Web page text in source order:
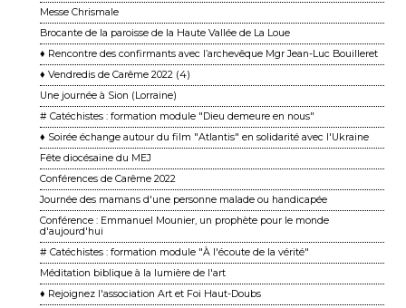
Messe Chrismale
Brocante de la paroisse de la Haute Vallée de La Loue
♦ Rencontre des confirmants avec l’archevêque Mgr Jean-Luc Bouilleret
♦ Vendredis de Carême 2022 (4)
Une journée à Sion (Lorraine)
# Catéchistes : formation module "Dieu demeure en nous"
♦ Soirée échange autour du film "Atlantis" en solidarité avec l'Ukraine
Fête diocésaine du MEJ
Conférences de Carême 2022
Journée des mamans d'une personne malade ou handicapée
Conférence : Emmanuel Mounier, un prophète pour le monde
d'aujourd'hui
# Catéchistes : formation module "À l'écoute de la vérité"
Méditation biblique à la lumière de l'art
♦ Rejoignez l'association Art et Foi Haut-Doubs